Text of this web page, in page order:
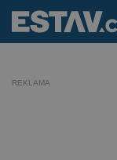
REKLAMA